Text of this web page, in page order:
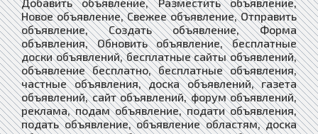
Новое объявление, Свежее объявление, Отправить
объявление, Создать объявление, Форма
объявления, Обновить объявление, бесплатные
доски объявлений, бесплатные сайты объявлений,
объявление бесплатно, бесплатные объявления,
частные объявления, доска объявлений, газета
объявлений, сайт объявлений, форум объявлений,
реклама, подам объявление, подати объявления,
подать объявление, объявление областям, доска